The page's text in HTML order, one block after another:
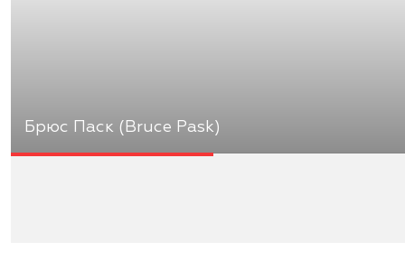
Брюс Паск (Bruce Pask)